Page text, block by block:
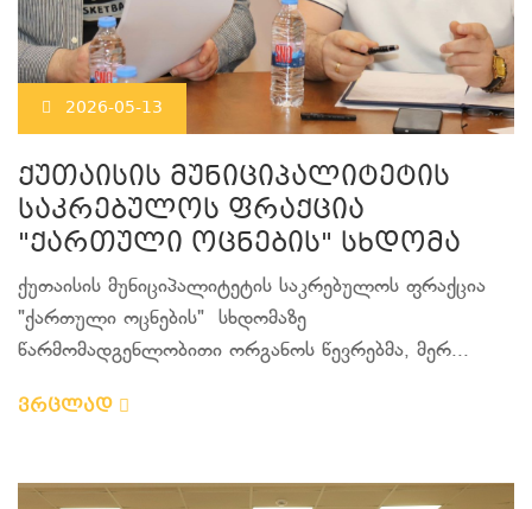
2026-05-13
ქუთაისის მუნიციპალიტეტის
საკრებულოს ფრაქცია
"ქართული ოცნების" სხდომა
ქუთაისის მუნიციპალიტეტის საკრებულოს ფრაქცია
"ქართული ოცნების" სხდომაზე
წარმომადგენლობითი ორგანოს წევრებმა, მერ...
ვრცლად